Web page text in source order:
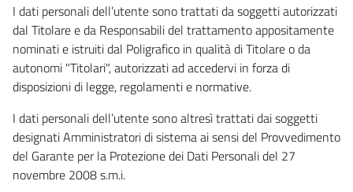
I dati personali dell’utente sono trattati da soggetti autorizzati
dal Titolare e da Responsabili del trattamento appositamente
nominati e istruiti dal Poligrafico in qualità di Titolare o da
autonomi "Titolari", autorizzati ad accedervi in forza di
disposizioni di legge, regolamenti e normative.
I dati personali dell’utente sono altresì trattati dai soggetti
designati Amministratori di sistema ai sensi del Provvedimento
del Garante per la Protezione dei Dati Personali del 27
novembre 2008 s.m.i.